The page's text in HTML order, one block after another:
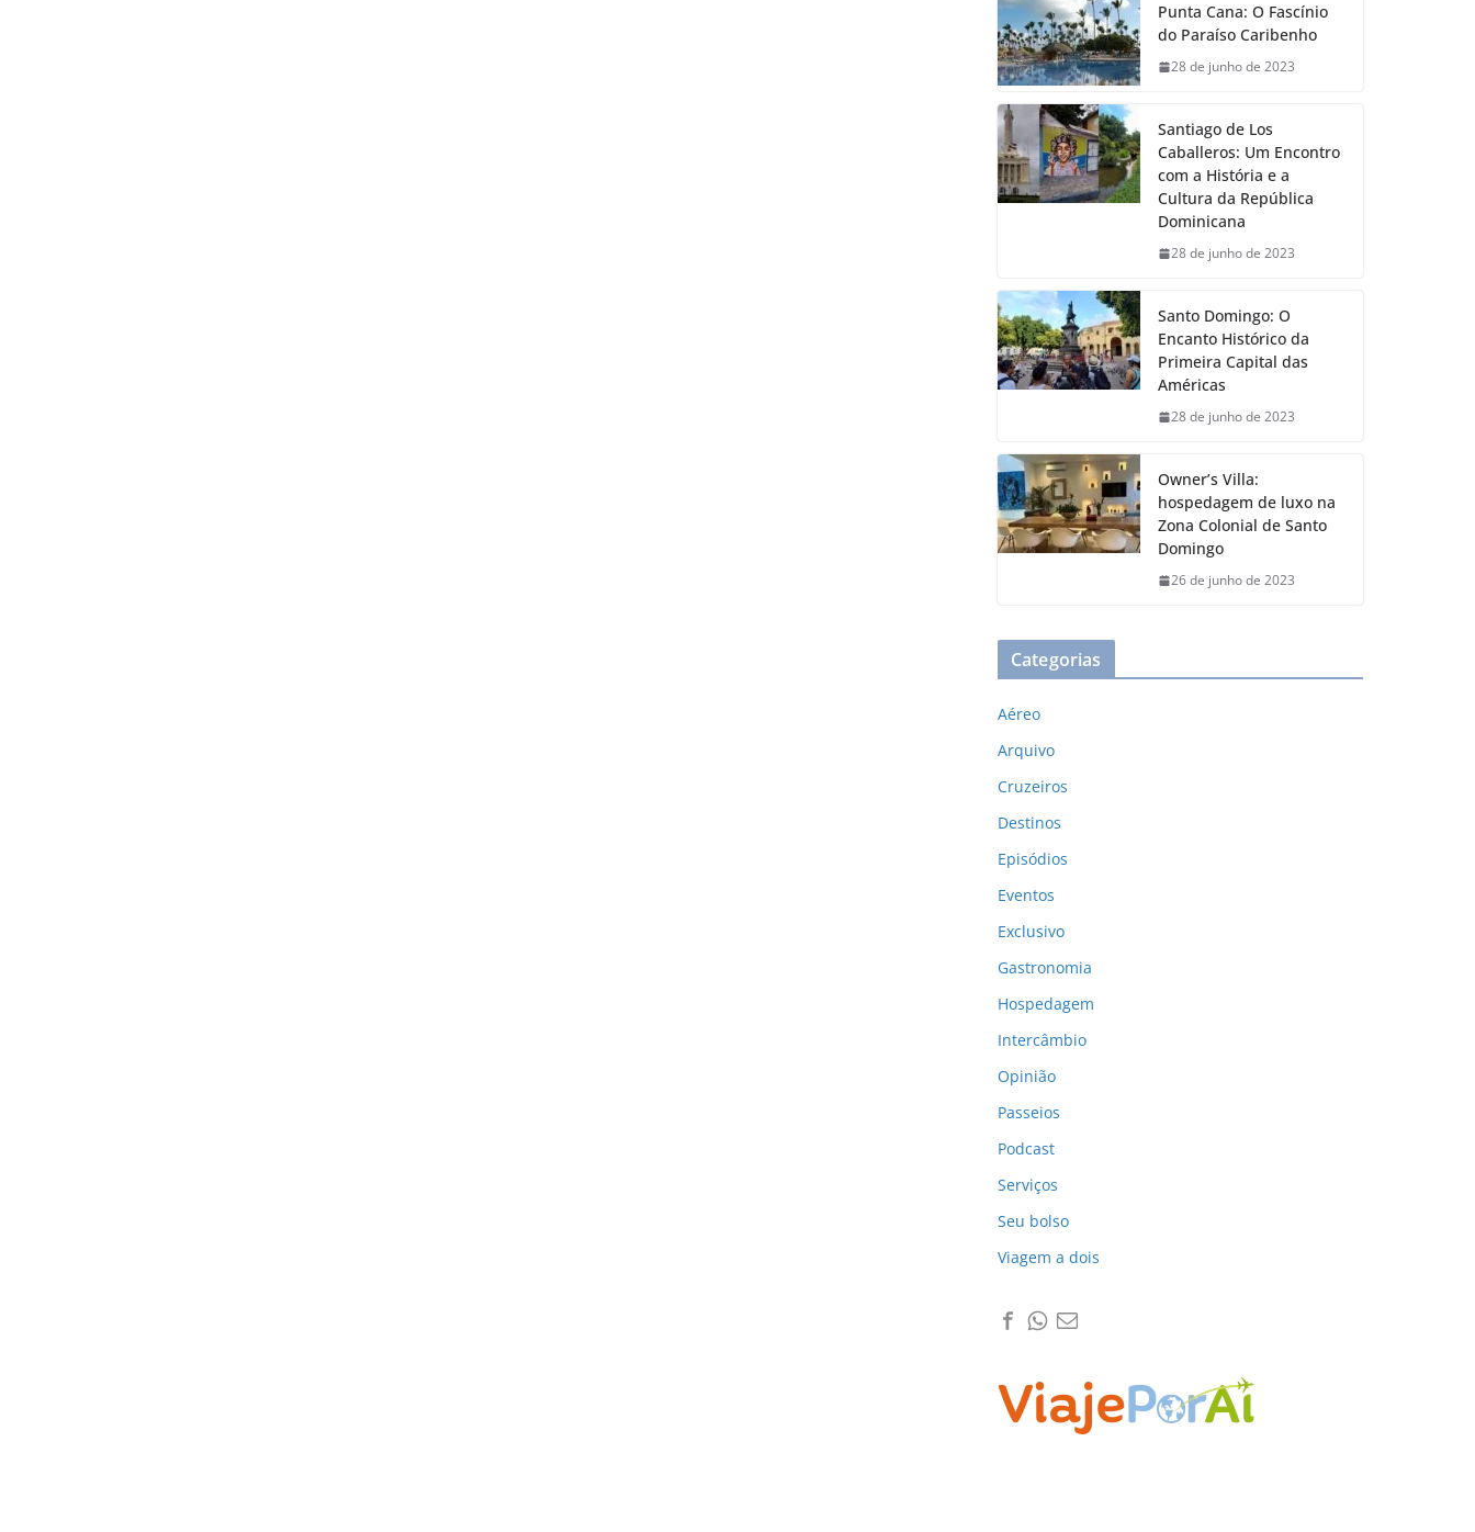
Punta Cana: O Fascínio
do Paraíso Caribenho
28 de junho de 2023
Santiago de Los
Caballeros: Um Encontro
com a História e a
Cultura da República
Dominicana
28 de junho de 2023
Santo Domingo: O
Encanto Histórico da
Primeira Capital das
Américas
28 de junho de 2023
Owner’s Villa:
hospedagem de luxo na
Zona Colonial de Santo
Domingo
26 de junho de 2023
Categorias
Aéreo
Arquivo
Cruzeiros
Destinos
Episódios
Eventos
Exclusivo
Gastronomia
Hospedagem
Intercâmbio
Opinião
Passeios
Podcast
Serviços
Seu bolso
Viagem a dois